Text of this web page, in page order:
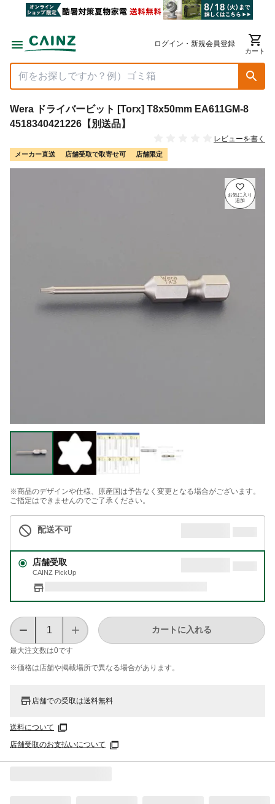
ログイン・新規会員登録
カート
Wera ドライバービット [Torx] T8x50mm EA611GM-8
4518340421226【別送品】
レビューを書く
メーカー直送 店舗受取で取寄せ可 店舗限定
※商品のデザインや仕様、原産国は予告なく変更となる場合がございます。
ご指定はできませんのでご了承ください。
配送不可
店舗受取
CAINZ PickUp
最大注文数は0です
カートに入れる
※価格は​店舗や​掲載場所で​異なる​場合が​あります。
店舗での受取は送料無料
送料について
店舗受取のお支払いについて